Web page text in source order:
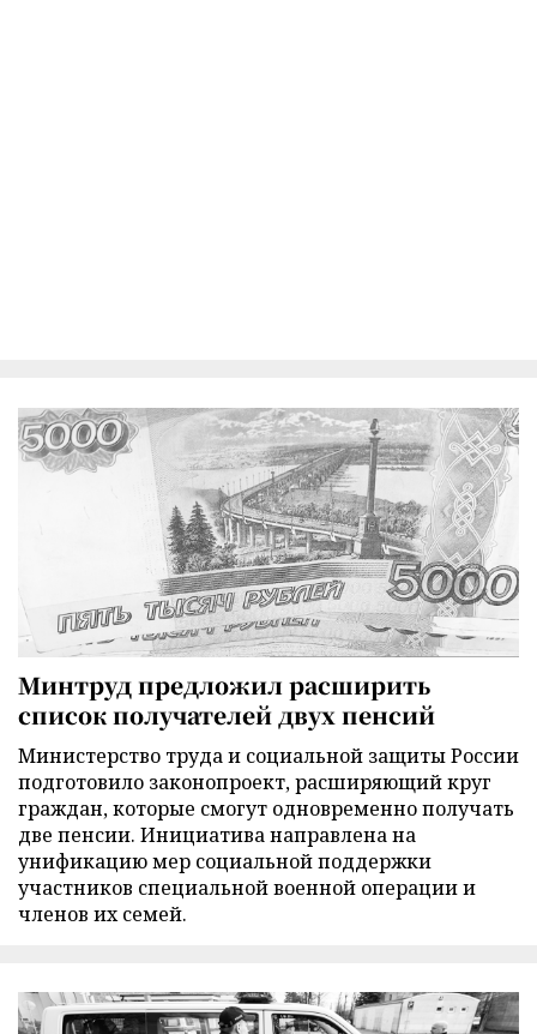
Минтруд предложил расширить
список получателей двух пенсий
Министерство труда и социальной защиты России
подготовило законопроект, расширяющий круг
граждан, которые смогут одновременно получать
две пенсии. Инициатива направлена на
унификацию мер социальной поддержки
участников специальной военной операции и
членов их семей.